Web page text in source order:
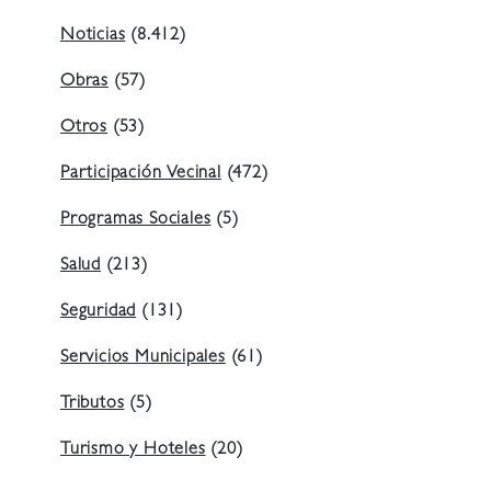
Noticias (8.412)
Obras (57)
Otros (53)
Participación Vecinal (472)
Programas Sociales (5)
Salud (213)
Seguridad (131)
Servicios Municipales (61)
Tributos (5)
Turismo y Hoteles (20)